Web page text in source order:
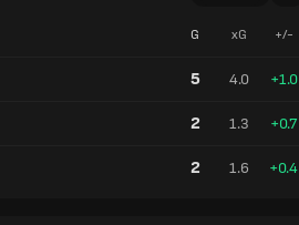
G xG +/-
5 4.0 +1.0
2 1.3 +0.7
2 1.6 +0.4